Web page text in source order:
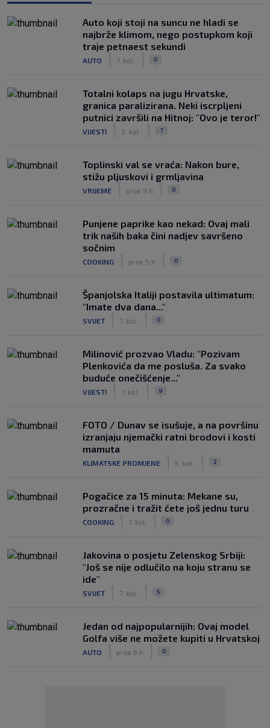
Auto koji stoji na suncu ne hladi se
najbrže klimom, nego postupkom koji
traje petnaest sekundi
AUTO 7. kol. 0
Totalni kolaps na jugu Hrvatske,
granica paralizirana. Neki iscrpljeni
putnici završili na Hitnoj: "Ovo je teror!"
VIJESTI 2. kol. 7
Toplinski val se vraća: Nakon bure,
stižu pljuskovi i grmljavina
VRIJEME prije 9 h 0
Punjene paprike kao nekad: Ovaj mali
trik naših baka čini nadjev savršeno
sočnim
COOKING prije 5 h 0
Španjolska Italiji postavila ultimatum:
"Imate dva dana..."
SVIJET 7. kol. 0
Milinović prozvao Vladu: "Pozivam
Plenkovića da me posluša. Za svako
buduće onečišćenje..."
VIJESTI 7. kol. 9
FOTO / Dunav se isušuje, a na površinu
izranjaju njemački ratni brodovi i kosti
mamuta
KLIMATSKE PROMJENE 5. kol. 2
Pogačice za 15 minuta: Mekane su,
prozračne i tražit ćete još jednu turu
COOKING 7. kol. 0
Jakovina o posjetu Zelenskog Srbiji:
"Još se nije odlučilo na koju stranu se
ide"
SVIJET 7. kol. 5
Jedan od najpopularnijih: Ovaj model
Golfa više ne možete kupiti u Hrvatskoj
AUTO prije 6 h 0